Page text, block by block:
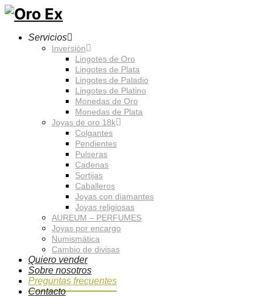
Servicios
Inversión
Lingotes de Oro
Lingotes de Plata
Lingotes de Paladio
Lingotes de Platino
Monedas de Oro
Monedas de Plata
Joyas de oro 18k
Colgantes
Pendientes
Pulseras
Cadenas
Sortijas
Caballeros
Joyas con diamantes
Joyas religiosas
AUREUM – PERFUMES
Joyas por encargo
Numismática
Cambio de divisas
Quiero vender
Sobre nosotros
Preguntas frecuentes
Contacto